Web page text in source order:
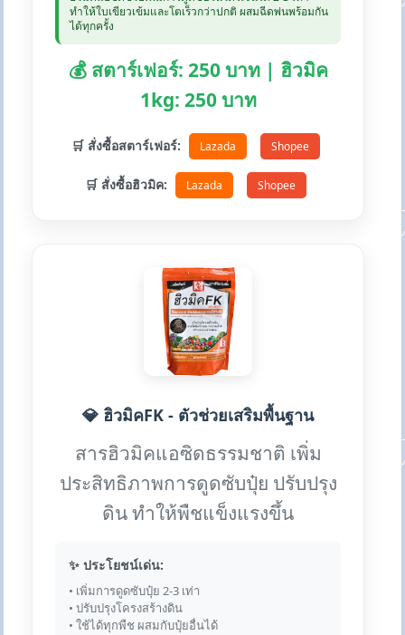
ทำให้ใบเขียวเข้มและโตเร็วกว่าปกติ ผสมฉีดพ่นพร้อมกัน
ได้ทุกครั้ง
💰 สตาร์เฟอร์: 250 บาท | ฮิวมิค
1kg: 250 บาท
🛒 สั่งซื้อสตาร์เฟอร์: Lazada Shopee
🛒 สั่งซื้อฮิวมิค: Lazada Shopee
💎 ฮิวมิคFK - ตัวช่วยเสริมพื้นฐาน
สารฮิวมิคแอซิดธรรมชาติ เพิ่ม
ประสิทธิภาพการดูดซับปุ๋ย ปรับปรุง
ดิน ทำให้พืชแข็งแรงขึ้น
✨ ประโยชน์เด่น:
• เพิ่มการดูดซับปุ๋ย 2-3 เท่า
• ปรับปรุงโครงสร้างดิน
• ใช้ได้ทุกพืช ผสมกับปุ๋ยอื่นได้